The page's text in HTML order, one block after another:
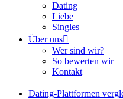
Dating
Liebe
Singles
Über uns
Wer sind wir?
So bewerten wir
Kontakt
Dating-Plattformen